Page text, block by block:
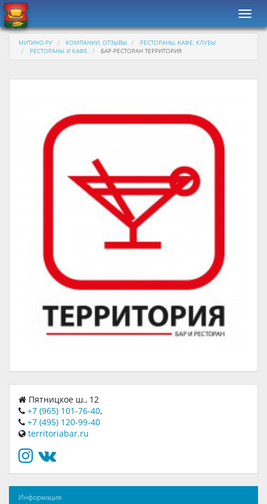
МИТИНО.РУ КОМПАНИИ, ОТЗЫВЫ
РЕСТОРАНЫ, КАФЕ, КЛУБЫ
РЕСТОРАНЫ И КАФЕ
БАР-РЕСТОРАН ТЕРРИТОРИЯ
Пятницкое ш., 12
+7 (965) 101-76-40,
+7 (495) 120-99-40
territoriabar.ru
Информация